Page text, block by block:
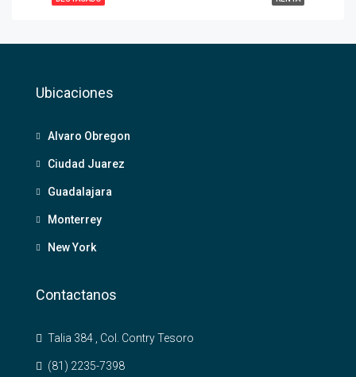
Ubicaciones
Alvaro Obregon
Ciudad Juarez
Guadalajara
Monterrey
New York
Contactanos
Talia 384 , Col. Contry Tesoro
(81) 2235-7398